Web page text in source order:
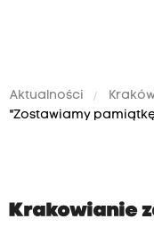
Aktualności
"Zostawiamy
Krakowianie